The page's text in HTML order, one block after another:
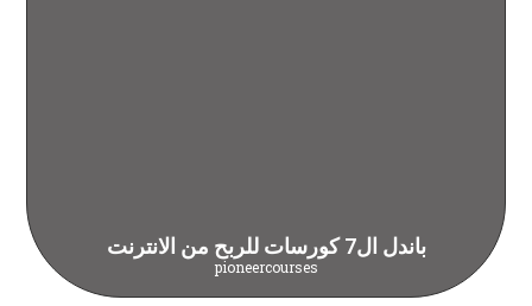
باندل ال7 كورسات للربح من الانترنت
pioneercourses